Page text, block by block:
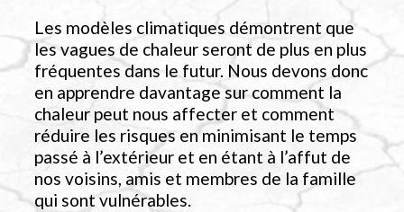
Les modèles climatiques démontrent que
les vagues de chaleur seront de plus en plus
fréquentes dans le futur. Nous devons donc
en apprendre davantage sur comment la
chaleur peut nous affecter et comment
réduire les risques en minimisant le temps
passé à l’extérieur et en étant à l’affut de
nos voisins, amis et membres de la famille
qui sont vulnérables.